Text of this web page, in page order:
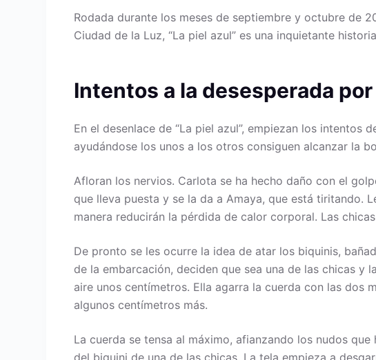
Rodada durante los meses de septiembre y octubre de
Ciudad de la Luz, “La piel azul” es una inquietante
Intentos a la desesperada
En el desenlace de “La piel azul”, empiezan los
ayudándose los unos a los otros consiguen alcanzar la
Afloran los nervios. Carlota se ha hecho daño con el
que lleva puesta y se la da a Amaya, que está tiritando.
manera reducirán la pérdida de calor corporal. Las
De pronto se les ocurre la idea de atar los biquinis,
de la embarcación, deciden que sea una de las chicas y
aire unos centímetros. Ella agarra la cuerda con las dos
algunos centímetros más.
La cuerda se tensa al máximo, afianzando los nudos
del biquini de una de las chicas. La tela empieza a